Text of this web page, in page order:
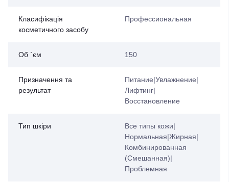
Класифікація
косметичного засобу
Профессиональная
Об `єм 150
Призначення та
результат
Питание|Увлажнение|
Лифтинг|
Восстановление
Тип шкіри
Все типы кожи|
Нормальная|Жирная|
Комбинированная
(Смешанная)|
Проблемная